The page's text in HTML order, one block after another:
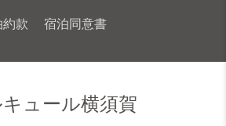
款 宿泊同意書
ュール横須賀